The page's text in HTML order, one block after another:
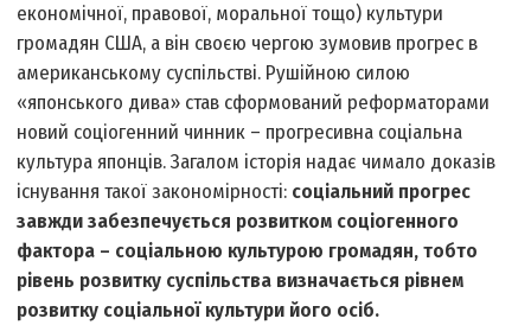
економічної, правової, моральної тощо) культури
громадян США, а він своєю чергою зумовив прогрес в
американському суспільстві. Рушійною силою
«японського дива» став сформований реформаторами
новий соціогенний чинник – прогресивна соціальна
культура японців. Загалом історія надає чимало доказів
існування такої закономірності: соціальний прогрес
завжди забезпечується розвитком соціогенного
фактора – соціальною культурою громадян, тобто
рівень розвитку суспільства визначається рівнем
розвитку соціальної культури його осіб.